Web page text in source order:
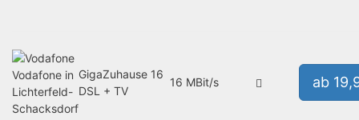
Vodafone in
Lichterfeld-
Schacksdorf
GigaZuhause 16
DSL + TV
16 MBit/s ab